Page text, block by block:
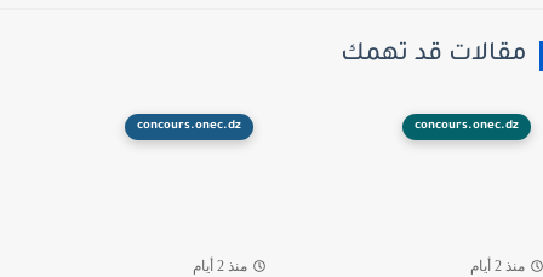
قد تهمك
concours.onec.dz
2 أيام
concours.onec.dz
منذ 2 أيام